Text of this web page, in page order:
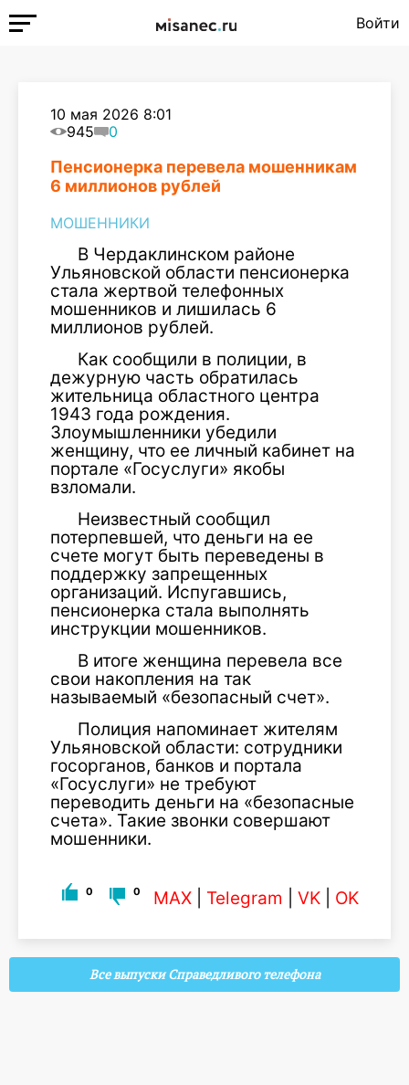
Войти
10 мая 2026 8:01
945
0
Пенсионерка перевела мошенникам
6 миллионов рублей
МОШЕННИКИ
В Чердаклинском районе
Ульяновской области пенсионерка
стала жертвой телефонных
мошенников и лишилась 6
миллионов рублей.
Как сообщили в полиции, в
дежурную часть обратилась
жительница областного центра
1943 года рождения.
Злоумышленники убедили
женщину, что ее личный кабинет на
портале «Госуслуги» якобы
взломали.
Неизвестный сообщил
потерпевшей, что деньги на ее
счете могут быть переведены в
поддержку запрещенных
организаций. Испугавшись,
пенсионерка стала выполнять
инструкции мошенников.
В итоге женщина перевела все
свои накопления на так
называемый «безопасный счет».
Полиция напоминает жителям
Ульяновской области: сотрудники
госорганов, банков и портала
«Госуслуги» не требуют
переводить деньги на «безопасные
счета». Такие звонки совершают
мошенники.
0 0 MAX Telegram VK OK
Все выпуски Справедливого телефона